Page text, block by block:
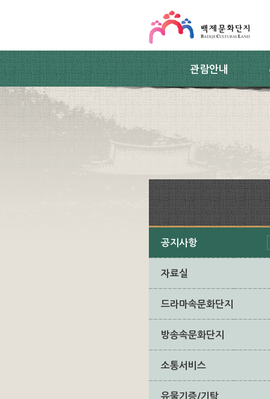
관람안내
공지사항
자료실
드라마속문화단지
방송속문화단지
소통서비스
유물기증/기탁